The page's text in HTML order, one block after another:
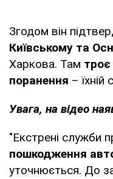
Згодом він
Київському та
Харкова. Там
поранення –
Увага, на відео
"Екстрені служби
пошкодження
уточнюється. До